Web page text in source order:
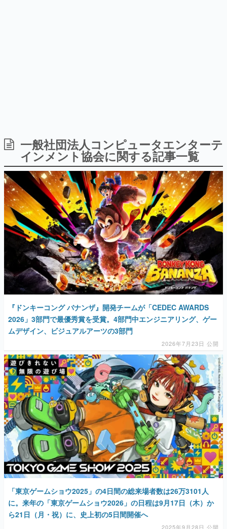
ゲーム開発者・hamatsu氏がゲームの魅力を画面や操作の
具体的な形から解き明かしていく、硬派で骨太な評論連載
です。
ゲームが変えた日本語
「経験値」「裏技」「ラスボス」… ゲームにまつわる言葉
の起源や用法の変遷を、コンピューター文化史研究家・タ
イニーP氏が徹底調査。
カテゴリ
特集記事
マンガ
女性向け
その他
電ファミニコゲーマーとは？
運営：株式会社マレ
一般社団法人コンピュータエンターテ
インメント協会に関する記事一覧
『ドンキーコング バナンザ』開発チームが「CEDEC AWARDS
2026」3部門で最優秀賞を受賞。4部門中エンジニアリング、ゲー
ムデザイン、ビジュアルアーツの3部門
2026年7月23日 公開
「東京ゲームショウ2025」の4日間の総来場者数は26万3101人
に。来年の「東京ゲームショウ2026」の日程は9⽉17⽇（⽊）か
ら21⽇（⽉・祝）に、史上初の5日間開催へ
2025年9月28日 公開